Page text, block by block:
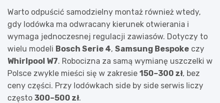
Warto odpuścić samodzielny montaż również wtedy,
gdy lodówka ma odwracany kierunek otwierania i
wymaga jednoczesnej regulacji zawiasów. Dotyczy to
wielu modeli Bosch Serie 4, Samsung Bespoke czy
Whirlpool W7. Robocizna za samą wymianę uszczelki w
Polsce zwykle mieści się w zakresie 150–300 zł, bez
ceny części. Przy lodówkach side by side serwis liczy
często 300–500 zł.